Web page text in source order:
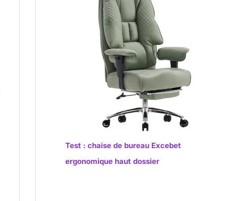
Test : chaise de bureau Excebet
ergonomique haut dossier